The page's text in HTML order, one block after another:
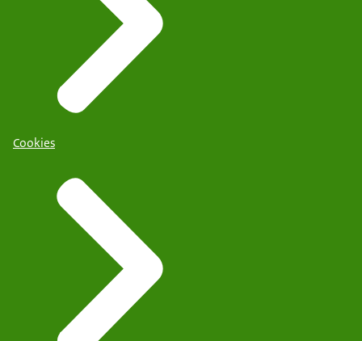
Cookies